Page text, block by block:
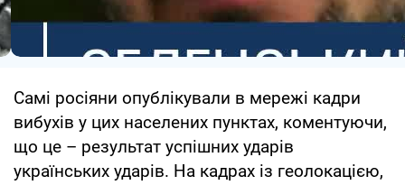
Самі росіяни опублікували в мережі кадри
вибухів у цих населених пунктах, коментуючи,
що це – результат успішних ударів
українських ударів. На кадрах із геолокацією,